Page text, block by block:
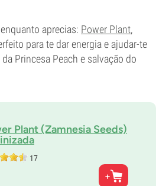
aprecias: Power Plant,
para te dar energia e ajudar-te
Princesa Peach e salvação do
Plant (Zamnesia Seeds)
17
Hybrid (Variedade Sul-